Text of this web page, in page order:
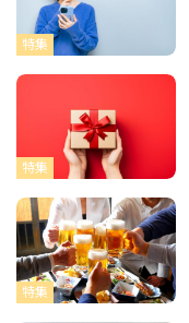
特集
特集
特集